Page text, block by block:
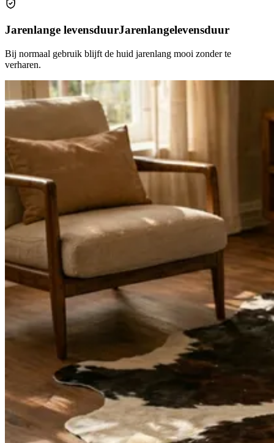
Jarenlange levensduurJarenlangelevensduur
Bij normaal gebruik blijft de huid jarenlang mooi zonder te
verharen.